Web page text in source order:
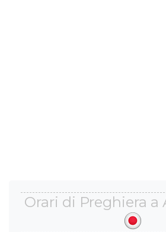
Orari di Preghiera a